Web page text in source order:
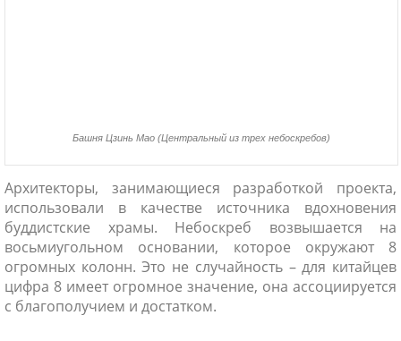
Башня Цзинь Мао (Центральный из трех небоскребов)
Архитекторы, занимающиеся разработкой проекта,
использовали в качестве источника вдохновения
буддистские храмы. Небоскреб возвышается на
восьмиугольном основании, которое окружают 8
огромных колонн. Это не случайность – для китайцев
цифра 8 имеет огромное значение, она ассоциируется
с благополучием и достатком.